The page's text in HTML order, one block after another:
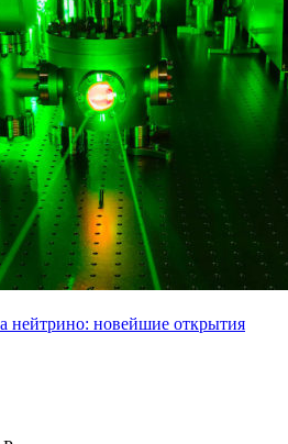
нейтрино: новейшие открытия